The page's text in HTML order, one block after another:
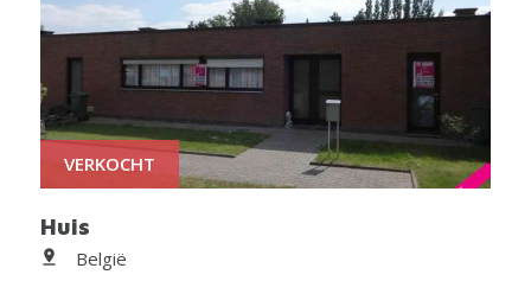
VERKOCHT
Huis
België